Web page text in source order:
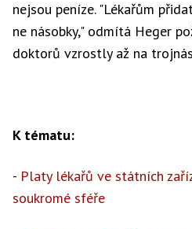
nejsou peníze. "Lékařům
ne násobky," odmítá Heger
doktorů vzrostly až na
K tématu:
- Platy lékařů ve státních
soukromé sféře